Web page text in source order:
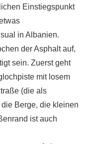
Einstiegspunkt
in Albanien.
der Asphalt auf,
sein. Zuerst geht
mit losem
(die als
Berge, die kleinen
ist auch